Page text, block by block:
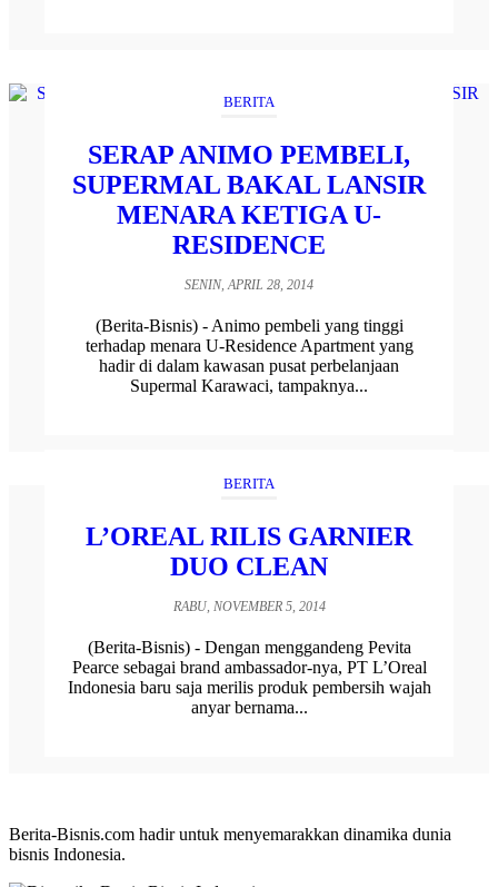
BERITA
SERAP ANIMO PEMBELI,
SUPERMAL BAKAL LANSIR
MENARA KETIGA U-
RESIDENCE
SENIN, APRIL 28, 2014
(Berita-Bisnis) - Animo pembeli yang tinggi
terhadap menara U-Residence Apartment yang
hadir di dalam kawasan pusat perbelanjaan
Supermal Karawaci, tampaknya...
BERITA
L’OREAL RILIS GARNIER
DUO CLEAN
RABU, NOVEMBER 5, 2014
(Berita-Bisnis) - Dengan menggandeng Pevita
Pearce sebagai brand ambassador-nya, PT L’Oreal
Indonesia baru saja merilis produk pembersih wajah
anyar bernama...
Berita-Bisnis.com hadir untuk menyemarakkan dinamika dunia
bisnis Indonesia.